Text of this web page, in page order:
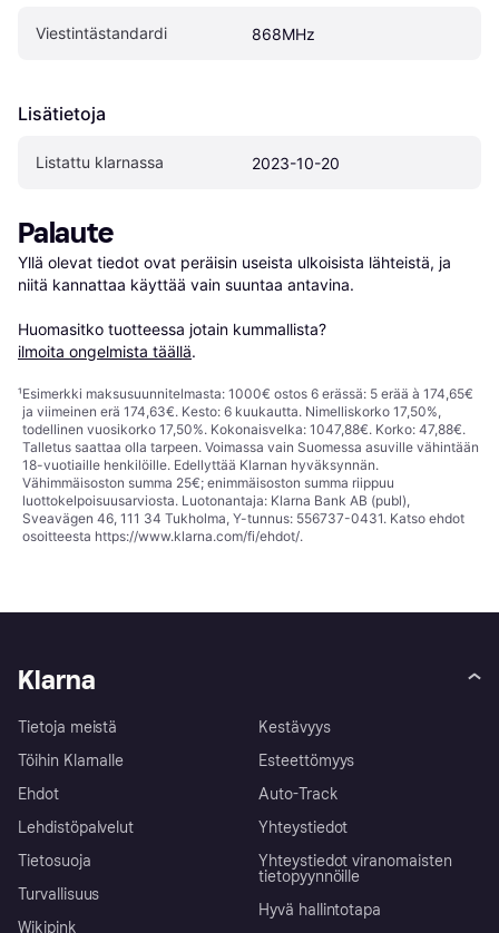
Viestintästandardi 868MHz
Lisätietoja
Listattu klarnassa 2023-10-20
Palaute
Yllä olevat tiedot ovat peräisin useista ulkoisista lähteistä, ja
niitä kannattaa käyttää vain suuntaa antavina.
Huomasitko tuotteessa jotain kummallista?
ilmoita ongelmista täällä.
¹Esimerkki maksusuunnitelmasta: 1000€ ostos 6 erässä: 5 erää à 174,65€
ja viimeinen erä 174,63€. Kesto: 6 kuukautta. Nimelliskorko 17,50%,
todellinen vuosikorko 17,50%. Kokonaisvelka: 1047,88€. Korko: 47,88€.
Talletus saattaa olla tarpeen. Voimassa vain Suomessa asuville vähintään
18-vuotiaille henkilöille. Edellyttää Klarnan hyväksynnän.
Vähimmäisoston summa 25€; enimmäisoston summa riippuu
luottokelpoisuusarviosta. Luotonantaja: Klarna Bank AB (publ),
Sveavägen 46, 111 34 Tukholma, Y-tunnus: 556737-0431. Katso ehdot
osoitteesta https://www.klarna.com/fi/ehdot/.
Klarna
Tietoja meistä
Töihin Klarnalle
Ehdot
Lehdistöpalvelut
Tietosuoja
Turvallisuus
Wikipink
Kestävyys
Esteettömyys
Auto-Track
Yhteystiedot
Yhteystiedot viranomaisten
tietopyynnöille
Hyvä hallintotapa